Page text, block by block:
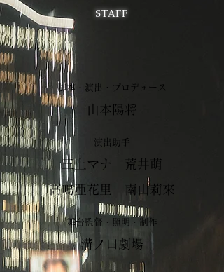
STAFF
脚本・演出・プロデュース
山本陽将
演出助手
三上マナ 荒井萌
高鳴亜花里 南山莉來
舞台監督・照明・制作
溝ノ口劇場